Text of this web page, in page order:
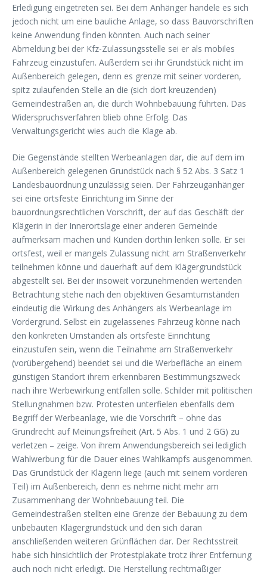
Erledigung eingetreten sei. Bei dem Anhänger handele es sich
jedoch nicht um eine bauliche Anlage, so dass Bauvorschriften
keine Anwendung finden könnten. Auch nach seiner
Abmeldung bei der Kfz-Zulassungsstelle sei er als mobiles
Fahrzeug einzustufen. Außerdem sei ihr Grundstück nicht im
Außenbereich gelegen, denn es grenze mit seiner vorderen,
spitz zulaufenden Stelle an die (sich dort kreuzenden)
Gemeindestraßen an, die durch Wohnbebauung führten. Das
Widerspruchsverfahren blieb ohne Erfolg. Das
Verwaltungsgericht wies auch die Klage ab.
Die Gegenstände stellten Werbeanlagen dar, die auf dem im
Außenbereich gelegenen Grundstück nach § 52 Abs. 3 Satz 1
Landesbauordnung unzulässig seien. Der Fahrzeuganhänger
sei eine ortsfeste Einrichtung im Sinne der
bauordnungsrechtlichen Vorschrift, der auf das Geschäft der
Klägerin in der Innerortslage einer anderen Gemeinde
aufmerksam machen und Kunden dorthin lenken solle. Er sei
ortsfest, weil er mangels Zulassung nicht am Straßenverkehr
teilnehmen könne und dauerhaft auf dem Klägergrundstück
abgestellt sei. Bei der insoweit vorzunehmenden wertenden
Betrachtung stehe nach den objektiven Gesamtumständen
eindeutig die Wirkung des Anhängers als Werbeanlage im
Vordergrund. Selbst ein zugelassenes Fahrzeug könne nach
den konkreten Umständen als ortsfeste Einrichtung
einzustufen sein, wenn die Teilnahme am Straßenverkehr
(vorübergehend) beendet sei und die Werbefläche an einem
günstigen Standort ihrem erkennbaren Bestimmungszweck
nach ihre Werbewirkung entfallen solle. Schilder mit politischen
Stellungnahmen bzw. Protesten unterfielen ebenfalls dem
Begriff der Werbeanlage, wie die Vorschrift – ohne das
Grundrecht auf Meinungsfreiheit (Art. 5 Abs. 1 und 2 GG) zu
verletzen – zeige. Von ihrem Anwendungsbereich sei lediglich
Wahlwerbung für die Dauer eines Wahlkampfs ausgenommen.
Das Grundstück der Klägerin liege (auch mit seinem vorderen
Teil) im Außenbereich, denn es nehme nicht mehr am
Zusammenhang der Wohnbebauung teil. Die
Gemeindestraßen stellten eine Grenze der Bebauung zu dem
unbebauten Klägergrundstück und den sich daran
anschließenden weiteren Grünflächen dar. Der Rechtsstreit
habe sich hinsichtlich der Protestplakate trotz ihrer Entfernung
auch noch nicht erledigt. Die Herstellung rechtmäßiger